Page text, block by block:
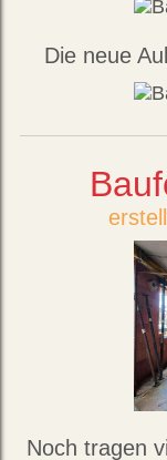
Die neue
Noch tragen